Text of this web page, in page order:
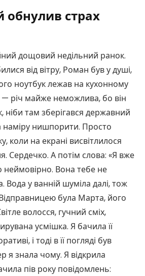
обнулив страх
дощовий недільний ранок.
від вітру, Роман був у душі,
ноутбук лежав на кухонному
— річ майже неможлива, бо він
ніби там зберігався державний
нишпорити. Просто
коли на екрані висвітлилося
Сердечко. А потім слова: «Я вже
Вона тебе не
Вода у ванній шуміла далі, тож
була Марта, його
волосся, гучний сміх,
усмішка. Я бачила її
і тоді в її погляді був
я знала чому. Я відкрила
пів року повідомлень: